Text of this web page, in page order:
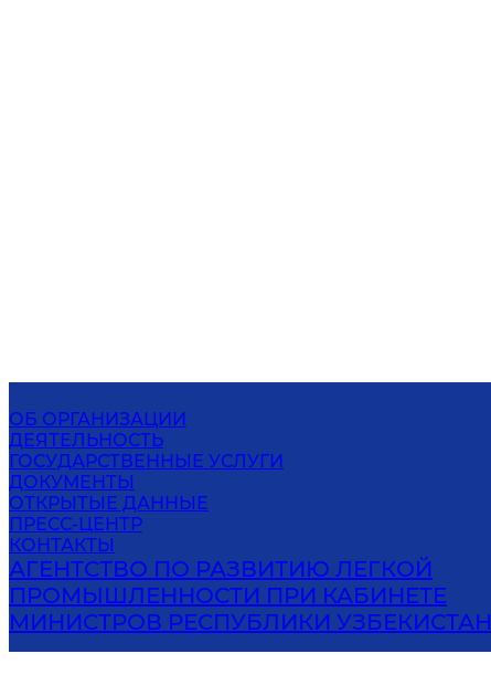
ОБ ОРГАНИЗАЦИИ
ДЕЯТЕЛЬНОСТЬ
ГОСУДАРСТВЕННЫЕ УСЛУГИ
ДОКУМЕНТЫ
ОТКРЫТЫЕ ДАННЫЕ
ПРЕСС-ЦЕНТР
КОНТАКТЫ
АГЕНТСТВО ПО РАЗВИТИЮ ЛЕГКОЙ
ПРОМЫШЛЕННОСТИ ПРИ КАБИНЕТЕ
МИНИСТРОВ РЕСПУБЛИКИ УЗБЕКИСТАН